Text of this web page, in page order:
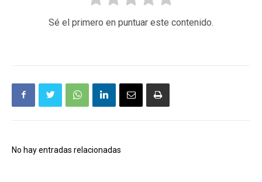
Sé el primero en puntuar este contenido.
No hay entradas relacionadas